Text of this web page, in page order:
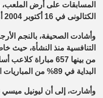
المسابقات على أرض الملعب،
الكتالونى في 16 أكتوبر 2004 أمام إسبانيول.
وأشادت الصحيفة، بالنجم
من بينها 657
البداية في 89% من المباريات التي خاضها مع الفريق الكتالونى.